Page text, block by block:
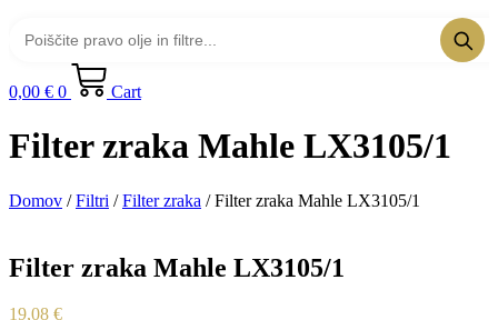
0,00 € 0 Cart
Filter zraka Mahle LX3105/1
Domov /Filtri /Filter zraka / Filter zraka Mahle LX3105/1
Filter zraka Mahle LX3105/1
19,08 €